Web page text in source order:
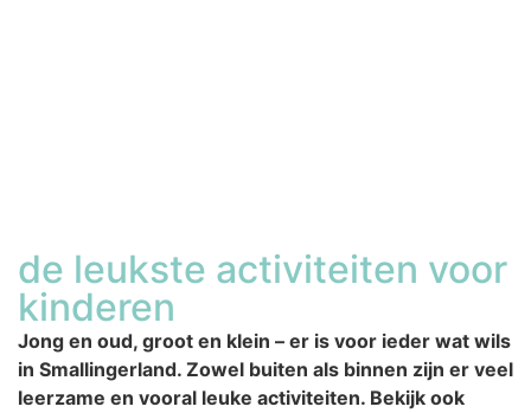
de leukste activiteiten voor
kinderen
Jong en oud, groot en klein – er is voor ieder wat wils
in Smallingerland. Zowel buiten als binnen zijn er veel
leerzame en vooral leuke activiteiten. Bekijk ook